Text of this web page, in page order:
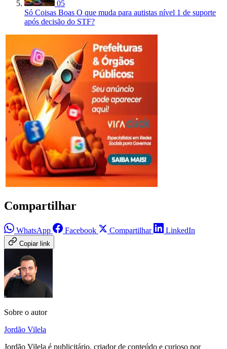
05
Só Coisas Boas O que muda para autistas nível 1 de suporte
após decisão do STF?
Compartilhar
WhatsApp Facebook Compartilhar LinkedIn
Copiar link
Sobre o autor
Jordão Vilela
Jordão Vilela é publicitário, criador de conteúdo e curioso por